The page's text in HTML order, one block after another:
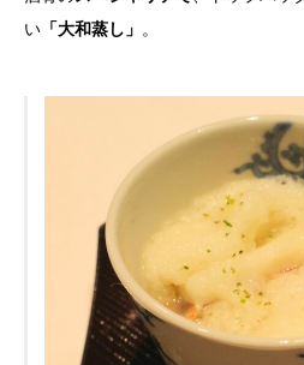
い 「大和蒸し」 。